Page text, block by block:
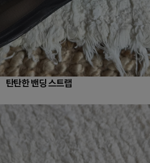
탄탄한 밴딩 스트랩